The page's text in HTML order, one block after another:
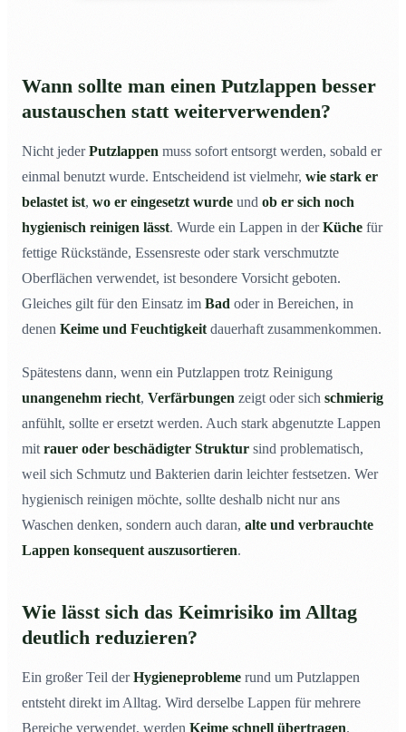
Wann sollte man einen Putzlappen besser
austauschen statt weiterverwenden?
Nicht jederPutzlappen muss sofort entsorgt werden, sobald er
einmal benutzt wurde. Entscheidend ist vielmehr, wie stark er
belastet ist, wo er eingesetzt wurde und ob er sich noch
hygienisch reinigen lässt. Wurde ein Lappen in derKüche für
fettige Rückstände, Essensreste oder stark verschmutzte
Oberflächen verwendet, ist besondere Vorsicht geboten.
Gleiches gilt für den Einsatz im Bad oder in Bereichen, in
denen Keime und Feuchtigkeit dauerhaft zusammenkommen.
Spätestens dann, wenn ein Putzlappen trotz Reinigung
unangenehm riecht, Verfärbungen zeigt oder sich schmierig
anfühlt, sollte er ersetzt werden. Auch stark abgenutzte Lappen
mit rauer oder beschädigter Struktur sind problematisch,
weil sich Schmutz und Bakterien darin leichter festsetzen. Wer
hygienisch reinigen möchte, sollte deshalb nicht nur ans
Waschen denken, sondern auch daran, alte und verbrauchte
Lappen konsequent auszusortieren.
Wie lässt sich das Keimrisiko im Alltag
deutlich reduzieren?
Ein großer Teil derHygieneprobleme rund um Putzlappen
entsteht direkt im Alltag. Wird derselbe Lappen für mehrere
Bereiche verwendet, werden Keime schnell übertragen.